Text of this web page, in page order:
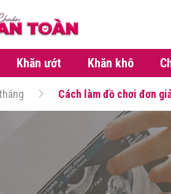
Khăn ướt Khăn khô
Cách làm đồ chơi đơn